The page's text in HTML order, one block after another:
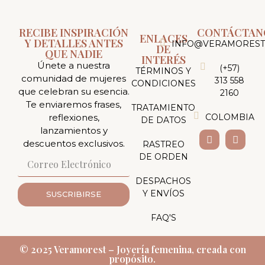
RECIBE INSPIRACIÓN
Y DETALLES ANTES
QUE NADIE
Únete a nuestra
comunidad de mujeres
que celebran su esencia.
Te enviaremos frases,
reflexiones,
lanzamientos y
descuentos exclusivos.
SUSCRIBIRSE
ENLACES
DE
INTERÉS
TÉRMINOS Y
CONDICIONES
TRATAMIENTO
DE DATOS
RASTREO
DE ORDEN
DESPACHOS
Y ENVÍOS
FAQ'S
(+57)
313 558
2160
COLOMBIA
© 2025 Veramorest – Joyería femenina, creada con
propósito.